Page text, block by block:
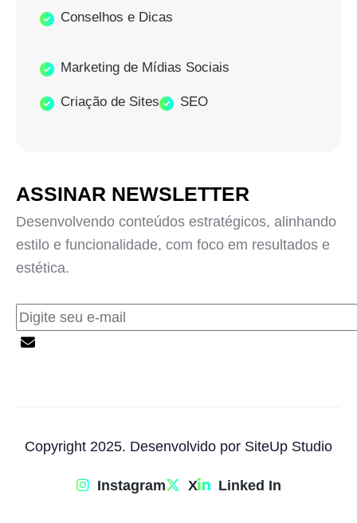
Conselhos e Dicas
Marketing de Mídias Sociais
Criação de Sites SEO
ASSINAR NEWSLETTER
Desenvolvendo conteúdos estratégicos, alinhando
estilo e funcionalidade, com foco em resultados e
estética.
Copyright 2025. Desenvolvido por SiteUp Studio
Instagram X Linked In